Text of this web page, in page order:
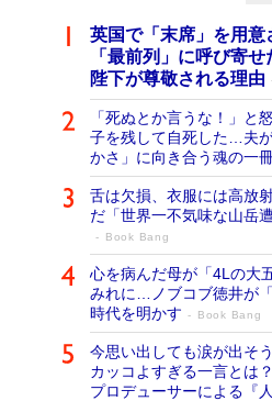
英国で「末席」を用意
「最前列」に呼び寄
陛下が尊敬される理由
「死ぬとか言うな！」と
子を残して自死した…夫
かさ」に向き合う魂の一
舌は欠損、衣服には高放
だ「世界一不気味な山岳
Book Bang
心を病んだ母が「4Lの大
みれに…ノブコブ徳井が
時代を明かす
Book Bang
今思い出しても涙が出そ
カッコよすぎる一言とは
プロデューサーによる『